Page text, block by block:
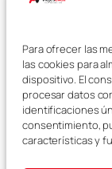
Para ofrecer las
las cookies para
dispositivo. El
procesar datos
identificaciones
consentimiento,
características y